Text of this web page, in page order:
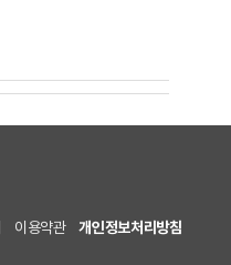
이용약관
개인정보처리방침